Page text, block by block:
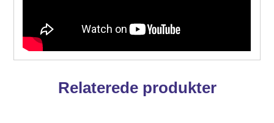
Relaterede produkter